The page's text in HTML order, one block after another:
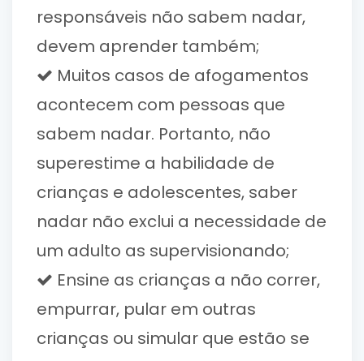
responsáveis não sabem nadar,
devem aprender também;
Muitos casos de afogamentos
acontecem com pessoas que
sabem nadar. Portanto, não
superestime a habilidade de
crianças e adolescentes, saber
nadar não exclui a necessidade de
um adulto as supervisionando;
Ensine as crianças a não correr,
empurrar, pular em outras
crianças ou simular que estão se